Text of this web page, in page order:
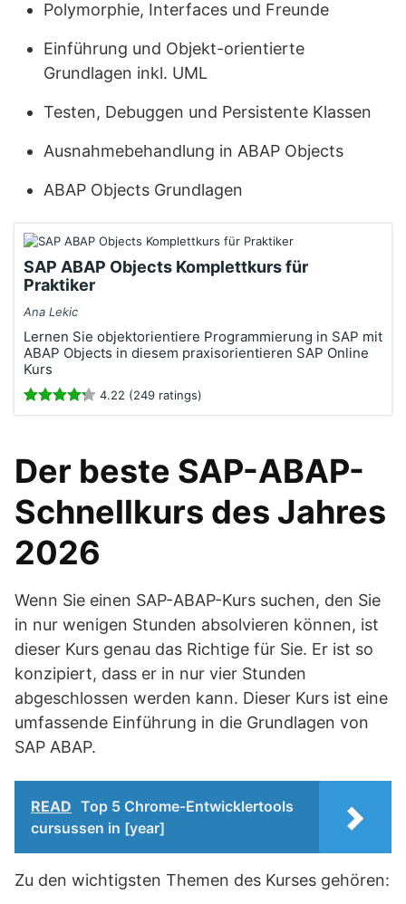
Polymorphie, Interfaces und Freunde
Einführung und Objekt-orientierte
Grundlagen inkl. UML
Testen, Debuggen und Persistente Klassen
Ausnahmebehandlung in ABAP Objects
ABAP Objects Grundlagen
SAP ABAP Objects Komplettkurs für
Praktiker
Ana Lekic
Lernen Sie objektorientiere Programmierung in SAP mit
ABAP Objects in diesem praxisorientieren SAP Online
Kurs
4.22 (249 ratings)
Der beste SAP-ABAP-
Schnellkurs des Jahres
2026
Wenn Sie einen SAP-ABAP-Kurs suchen, den Sie
in nur wenigen Stunden absolvieren können, ist
dieser Kurs genau das Richtige für Sie. Er ist so
konzipiert, dass er in nur vier Stunden
abgeschlossen werden kann. Dieser Kurs ist eine
umfassende Einführung in die Grundlagen von
SAP ABAP.
READ Top 5 Chrome-Entwicklertools
cursussen in [year]
Zu den wichtigsten Themen des Kurses gehören: